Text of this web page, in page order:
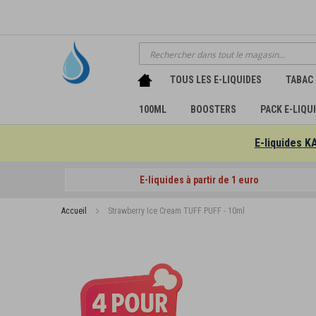
Chercher
TOUS LES E-LIQUIDES TABAC
100ML BOOSTERS PACK E-
E-liquides
E-liquides à partir de 1 euro
Accueil Strawberry Ice Cream TUFF PUFF - 10ml